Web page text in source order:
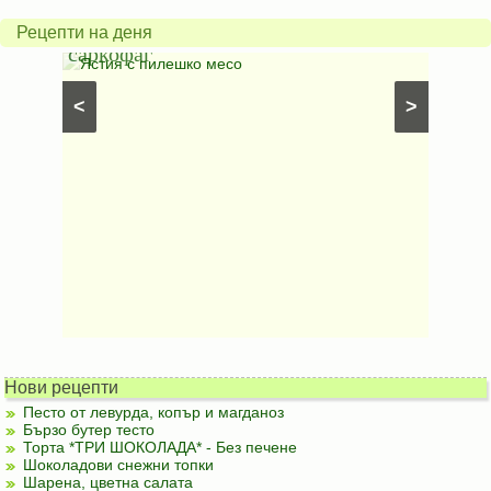
Рецепти на деня
>
<
в
саркофаг
Ястия с пилешко месо
Нови рецепти
Песто от левурда, копър и магданоз
Бързо бутер тесто
Торта *ТРИ ШОКОЛАДА* - Без печене
Шоколадови снежни топки
Шарена, цветна салата